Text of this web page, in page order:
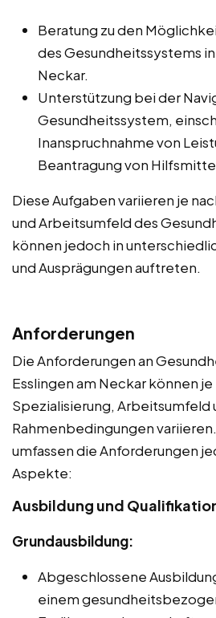
Beratung zu den
des Gesundheitssystems
Neckar.
Unterstützung bei der
Gesundheitssystem,
Inanspruchnahme von
Beantragung von
Diese Aufgaben variieren je
und Arbeitsumfeld des
können jedoch in
und Ausprägungen auftreten.
Anforderungen
Die Anforderungen an
Esslingen am Neckar können je
Spezialisierung, Arbeitsumfeld
Rahmenbedingungen
umfassen die Anforderungen
Aspekte:
Ausbildung und
Grundausbildung:
Abgeschlossene
einem